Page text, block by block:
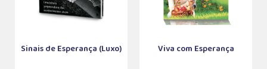
Sinais de Esperança (Luxo) Viva com Esperança